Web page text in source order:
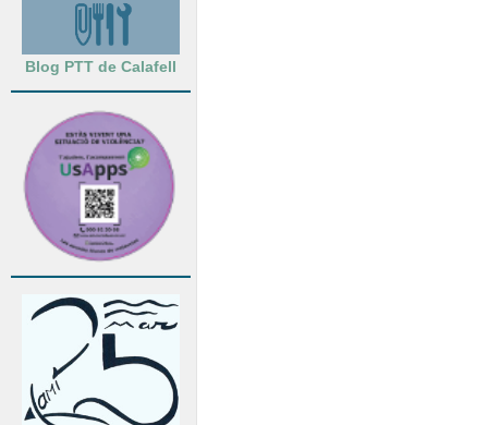
Blog PTT de Calafell